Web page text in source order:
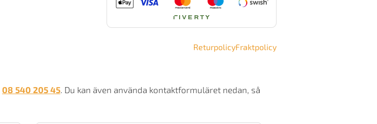
ReturpolicyFraktpolicy
08 540 205 45. Du kan även använda kontaktformuläret nedan, så